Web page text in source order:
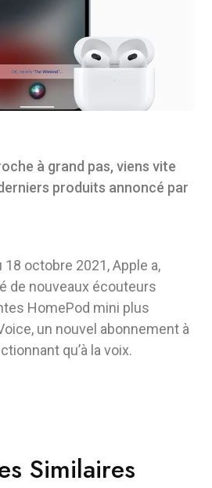
à grand pas, viens vite
produits annoncé par
octobre 2021, Apple a,
de nouveaux écouteurs
HomePod mini plus
un nouvel abonnement à
qu’à la voix.
Similaires